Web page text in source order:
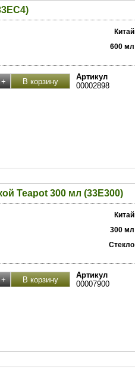
Китай
600 мл
Артикул
00002898
Teapot 300 мл (33E300)
Китай
300 мл
Стекло
Артикул
00007900